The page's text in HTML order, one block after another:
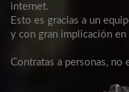
internet.
Esto es gracias a un
y con gran implicación
Contratas a personas, no